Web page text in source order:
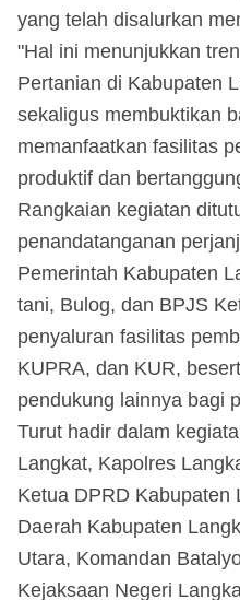
yang telah disalurkan
"Hal ini menunjukkan
Pertanian di Kabupaten
sekaligus membuktikan
memanfaatkan fasilitas
produktif dan
Rangkaian kegiatan
penandatanganan
Pemerintah Kabupaten
tani, Bulog, dan BPJS
penyaluran fasilitas
KUPRA, dan KUR,
pendukung lainnya bagi
Turut hadir dalam
Langkat, Kapolres
Ketua DPRD Kabupaten
Daerah Kabupaten
Utara, Komandan
Kejaksaan Negeri